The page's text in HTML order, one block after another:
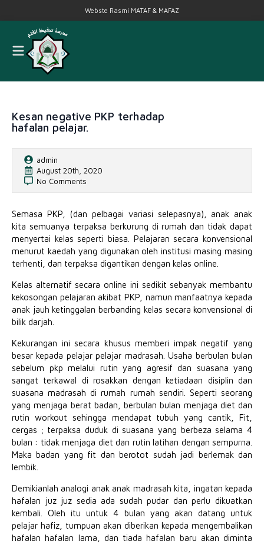
Webste Rasmi MATAF & MAFAZ
Kesan negative PKP terhadap
hafalan pelajar.
admin
August 20th, 2020
No Comments
Semasa PKP, (dan pelbagai variasi selepasnya), anak anak
kita semuanya terpaksa berkurung di rumah dan tidak dapat
menyertai kelas seperti biasa. Pelajaran secara konvensional
menurut kaedah yang digunakan oleh institusi masing masing
terhenti, dan terpaksa digantikan dengan kelas online.
Kelas alternatif secara online ini sedikit sebanyak membantu
kekosongan pelajaran akibat PKP, namun manfaatnya kepada
anak jauh ketinggalan berbanding kelas secara konvensional di
bilik darjah.
Kekurangan ini secara khusus memberi impak negatif yang
besar kepada pelajar pelajar madrasah. Usaha berbulan bulan
sebelum pkp melalui rutin yang agresif dan suasana yang
sangat terkawal di rosakkan dengan ketiadaan disiplin dan
suasana madrasah di rumah rumah sendiri. Seperti seorang
yang menjaga berat badan, berbulan bulan menjaga diet dan
rutin workout sehingga mendapat tubuh yang cantik, Fit,
cergas ; terpaksa duduk di suasana yang berbeza selama 4
bulan : tidak menjaga diet dan rutin latihan dengan sempurna.
Maka badan yang fit dan berotot sudah jadi berlemak dan
lembik.
Demikianlah analogi anak anak madrasah kita, ingatan kepada
hafalan juz juz sedia ada sudah pudar dan perlu dikuatkan
kembali. Oleh itu untuk 4 bulan yang akan datang untuk
pelajar hafiz, tumpuan akan diberikan kepada mengembalikan
hafalan hafalan lama, dan tiada hafalan baru akan diminta